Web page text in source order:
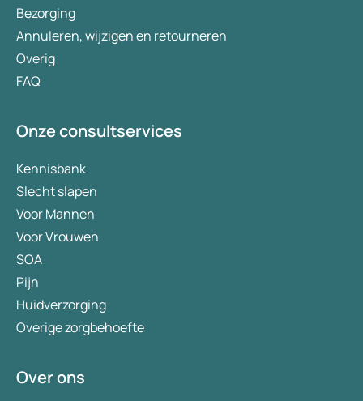
Bezorging
Annuleren, wijzigen en retourneren
Overig
FAQ
Onze consultservices
Kennisbank
Slecht slapen
Voor Mannen
Voor Vrouwen
SOA
Pijn
Huidverzorging
Overige zorgbehoefte
Over ons